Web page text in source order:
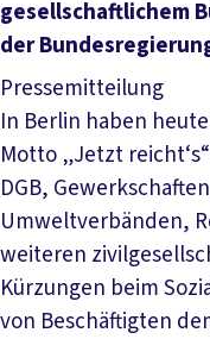
gesellschaftlichem
der
Pressemitteilung
In Berlin haben
Motto „Jetzt
DGB,
Umweltverbänden,
weiteren
Kürzungen beim
von Beschäftigten